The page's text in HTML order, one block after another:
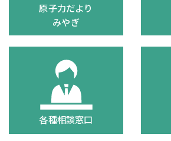
原子力だより
みやぎ
各種相談窓口